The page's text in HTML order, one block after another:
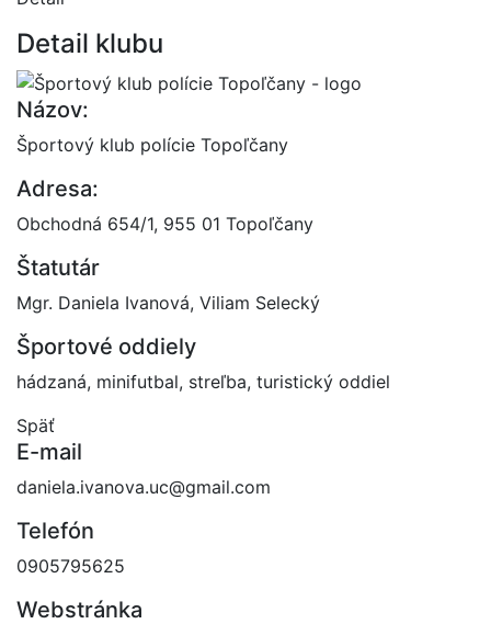
Detail klubu
Názov:
Športový klub polície Topoľčany
Adresa:
Obchodná 654/1, 955 01 Topoľčany
Štatutár
Mgr. Daniela Ivanová, Viliam Selecký
Športové oddiely
hádzaná, minifutbal, streľba, turistický oddiel
Späť
E-mail
daniela.ivanova.uc@gmail.com
Telefón
0905795625
Webstránka